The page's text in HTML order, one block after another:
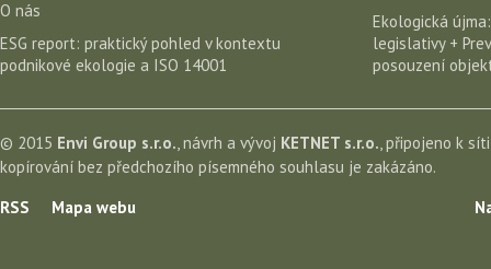
O nás
ESG report: praktický pohled v kontextu
podnikové ekologie a ISO 14001
Ekologická
legislativy +
posouzení
© 2015 Envi Group s.r.o., návrh a vývoj KETNET s.r.o., připojeno k
kopírování bez předchozího písemného souhlasu je zakázáno.
RSS
Mapa webu